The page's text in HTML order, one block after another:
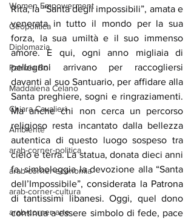
Women Empowerment
Geopolitica
Diplomazia
Patrizia Boi
Maddalena Celano
Chiara Cavalieri
Ambiente
arab-corner-politica
arab-corner-economia
arab-corner-cultura
arab-corner-arte
Rita, la “Santa degli impossibili”, amata e
venerata in tutto il mondo per la sua
forza, la sua umiltà e il suo immenso
amore. E qui, ogni anno migliaia di
pellegrini arrivano per raccogliersi
davanti al suo Santuario, per affidare alla
Santa preghiere, sogni e ringraziamenti.
Ma anche chi non cerca un percorso
religioso resta incantato dalla bellezza
autentica di questo luogo sospeso tra
cielo e terra. La statua, donata dieci anni
fa, simboleggia la devozione alla “Santa
dell’Impossibile”, considerata la Patrona
di tantissimi libanesi. Oggi, quel dono
continua a essere simbolo di fede, pace